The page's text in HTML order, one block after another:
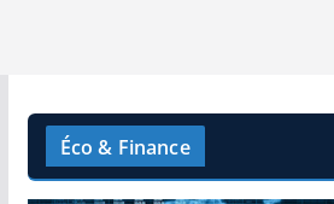
Éco & Finance